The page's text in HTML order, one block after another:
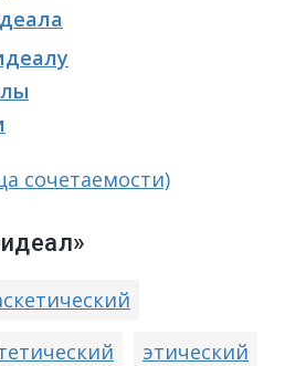
сочетаемости)
этический